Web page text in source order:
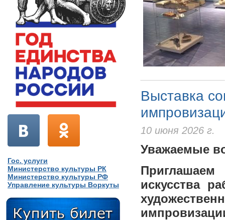
Выставка
10 июня 2026 г.
Уважаемые
искусства
Гос. услуги
Министерство культуры РК
Министерство культуры РФ
Управление культуры Воркуты